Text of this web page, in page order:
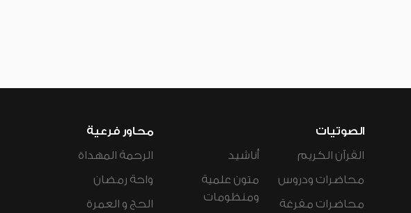
الصوتيات
القرآن الكريم
محاضرات ودروس
محاضرات مفرغة
أناشيد
متون علمية
ومنظومات
محاور فرعية
الرحمة المهداة
واحة رمضان
الحج و العمرة